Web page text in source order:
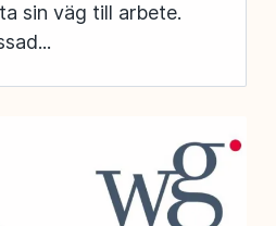
sin väg till arbete.